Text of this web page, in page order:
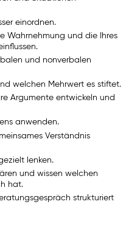
einordnen.
Wahrnehmung und die Ihres
und nonverbalen
welchen Mehrwert es stiftet.
Argumente entwickeln und
anwenden.
Verständnis
lenken.
und wissen welchen
hat.
strukturiert